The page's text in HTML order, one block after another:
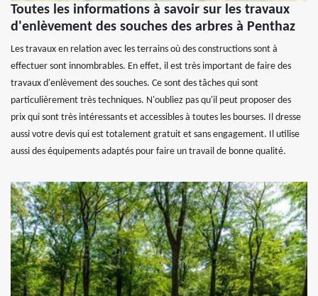
Toutes les informations à savoir sur les travaux
d'enlèvement des souches des arbres à Penthaz
Les travaux en relation avec les terrains où des constructions sont à
effectuer sont innombrables. En effet, il est très important de faire des
travaux d'enlèvement des souches. Ce sont des tâches qui sont
particulièrement très techniques. N'oubliez pas qu'il peut proposer des
prix qui sont très intéressants et accessibles à toutes les bourses. Il dresse
aussi votre devis qui est totalement gratuit et sans engagement. Il utilise
aussi des équipements adaptés pour faire un travail de bonne qualité.